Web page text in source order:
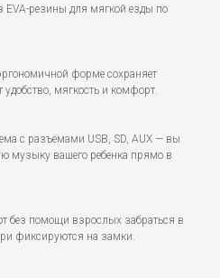
EVA-резины для мягкой езды по
форме сохраняет
удобство, мягкость и комфорт.
с разъёмами USB, SD, AUX — вы
музыку вашего ребенка прямо в
без помощи взрослых забраться в
фиксируются на замки.